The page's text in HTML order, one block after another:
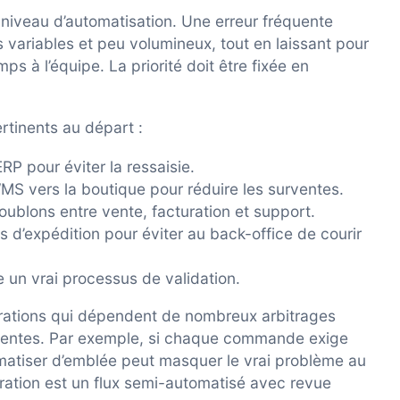
d’automatisation. Une erreur fréquente
et peu volumineux, tout en laissant pour
à l’équipe. La priorité doit être fixée en
au départ :
pour éviter la ressaisie.
vers la boutique pour réduire les surventes.
entre vente, facturation et support.
d’expédition pour éviter au back-office de courir
un vrai processus de validation.
qui dépendent de nombreux arbitrages
Par exemple, si chaque commande exige
d’emblée peut masquer le vrai problème au
est un flux semi-automatisé avec revue